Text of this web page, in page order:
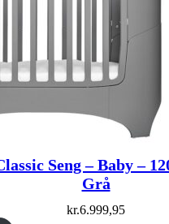
Seng – Baby –
Grå
kr.6.999,95